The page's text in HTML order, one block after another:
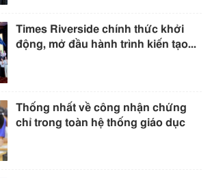
Times Riverside chính thức khởi
động, mở đầu hành trình kiến tạo...
Thống nhất về công nhận chứng
chỉ trong toàn hệ thống giáo dục